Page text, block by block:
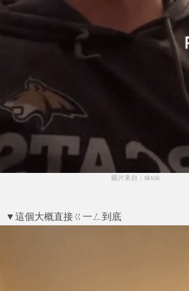
圖片來自：tiktok
▼這個大概直接ㄍ一ㄥ到底